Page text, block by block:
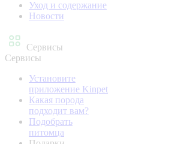
Уход и содержание
Новости
Сервисы
Сервисы
Установите
приложение Kinpet
Какая порода
подходит вам?
Подобрать
питомца